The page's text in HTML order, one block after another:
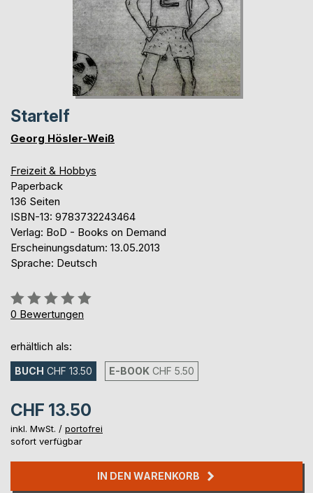
Startelf
Georg Hösler-Weiß
Freizeit & Hobbys
Paperback
136 Seiten
ISBN-13: 9783732243464
Verlag: BoD - Books on Demand
Erscheinungsdatum: 13.05.2013
Sprache: Deutsch
Bewertung::
0%
0 Bewertungen
erhältlich als:
BUCH CHF 13.50 E-BOOK CHF 5.50
CHF 13.50
inkl. MwSt. / portofrei
sofort verfügbar
IN DEN WARENKORB